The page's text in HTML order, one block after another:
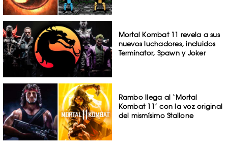
Mortal Kombat 11 revela a sus
nuevos luchadores, incluidos
Terminator, Spawn y Joker
Rambo llega al ‘Mortal
Kombat 11’ con la voz original
del mismísimo Stallone